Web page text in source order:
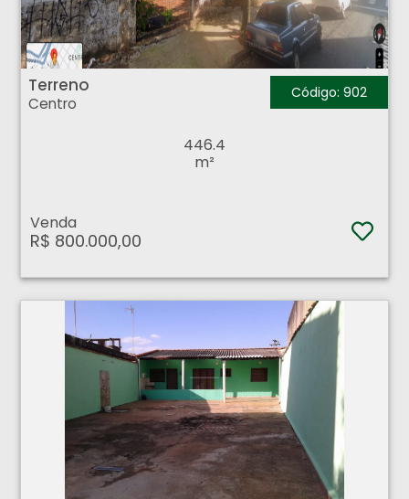
Terreno - Centro - Ribeirão Preto
Terreno
Centro
Código: 902
446.4
m²
Venda
R$ 800.000,00